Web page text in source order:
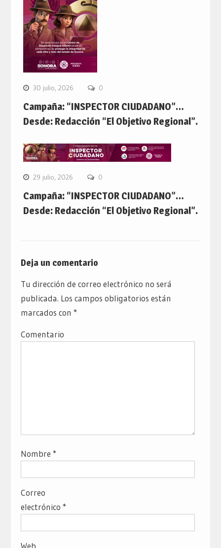
30 julio, 2026 0
Campaña: “INSPECTOR CIUDADANO”…
Desde: Redacción “El Objetivo Regional”.
29 julio, 2026 0
Campaña: “INSPECTOR CIUDADANO”…
Desde: Redacción “El Objetivo Regional”.
Deja un comentario
Tu dirección de correo electrónico no será
publicada. Los campos obligatorios están
marcados con *
Comentario
Nombre *
Correo
electrónico *
Web